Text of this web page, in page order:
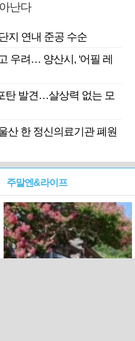
난다
지 연내 준공 수순
우려… 양산시, '어필 레
탄 발견…살상력 없는 모
산 한 정신의료기관 폐원
주말엔&라이프